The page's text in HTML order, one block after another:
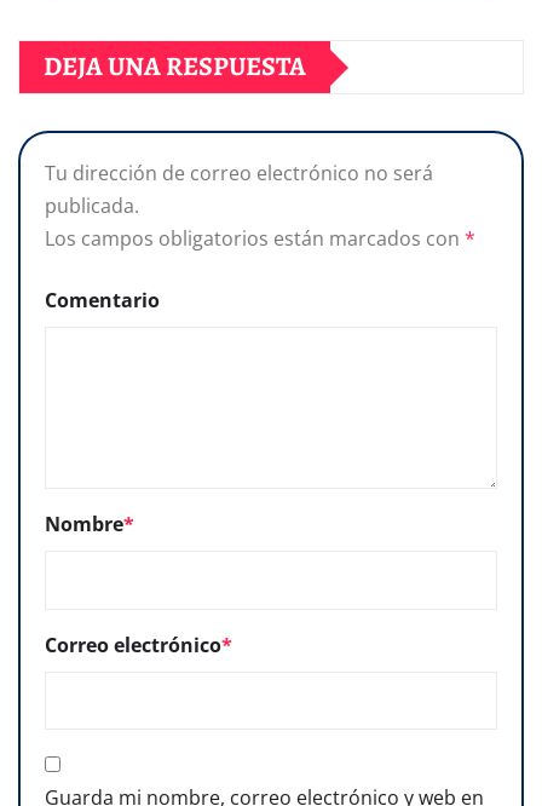
DEJA UNA RESPUESTA
Tu dirección de correo electrónico no será
publicada.
Los campos obligatorios están marcados con *
Comentario
Nombre*
Correo electrónico*
Guarda mi nombre, correo electrónico y web en